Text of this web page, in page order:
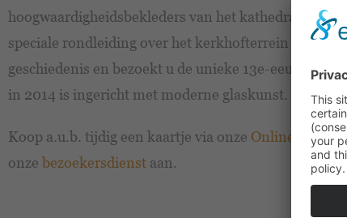
hoogwaardigheidsbekleders van het kathedrale
speciale rondleiding over het kerkhofterrein komt u
geschiedenis en bezoekt u de unieke 13e-eeuwse
in 2014 is ingericht met moderne glaskunst.
Koop a.u.b. tijdig een kaartje via onze Online winkel
onze bezoekersdienst aan.